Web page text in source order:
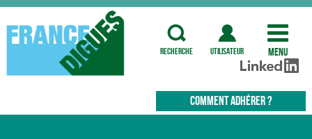
recherche utilisateur Menu
COMMENT ADHÉRER ?